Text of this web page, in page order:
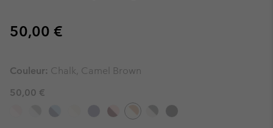
Regular price:
50,00 €
Couleur: Chalk, Camel Brown
50,00 €